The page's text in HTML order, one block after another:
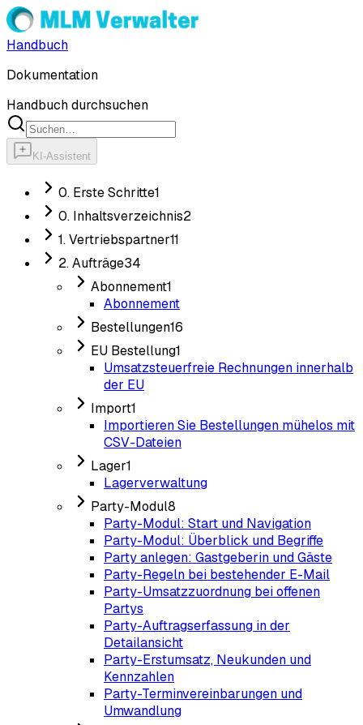
Handbuch
Dokumentation
Handbuch durchsuchen
KI-Assistent
0. Erste Schritte1
0. Inhaltsverzeichnis2
1. Vertriebspartner11
2. Aufträge34
Abonnement1
Abonnement
Bestellungen16
EU Bestellung1
Umsatzsteuerfreie Rechnungen innerhalb
der EU
Import1
Importieren Sie Bestellungen mühelos mit
CSV-Dateien
Lager1
Lagerverwaltung
Party-Modul8
Party-Modul: Start und Navigation
Party-Modul: Überblick und Begriffe
Party anlegen: Gastgeberin und Gäste
Party-Regeln bei bestehender E-Mail
Party-Umsatzzuordnung bei offenen
Partys
Party-Auftragserfassung in der
Detailansicht
Party-Erstumsatz, Neukunden und
Kennzahlen
Party-Terminvereinbarungen und
Umwandlung